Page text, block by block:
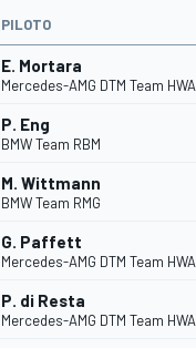
PILOTO
E. Mortara
Mercedes-AMG DTM Team HWA
P. Eng
BMW Team RBM
M. Wittmann
BMW Team RMG
G. Paffett
Mercedes-AMG DTM Team HWA
P. di Resta
Mercedes-AMG DTM Team HWA